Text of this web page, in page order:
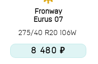
Fronway
Eurus 07
275/40 R20 106W
8 480 ₽